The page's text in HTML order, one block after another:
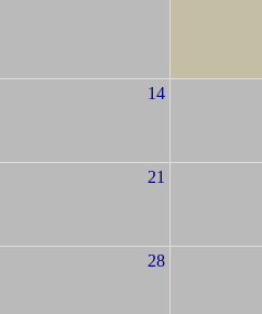
14
21
28